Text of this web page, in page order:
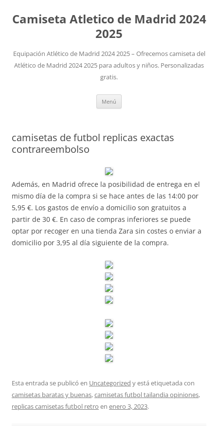
Camiseta Atletico de Madrid 2024
2025
Equipación Atlético de Madrid 2024 2025 – Ofrecemos camiseta del
Atlético de Madrid 2024 2025 para adultos y niños. Personalizadas
gratis.
Menú
camisetas de futbol replicas exactas
contrareembolso
Además, en Madrid ofrece la posibilidad de entrega en el
mismo día de la compra si se hace antes de las 14:00 por
5,95 €. Los gastos de envío a domicilio son gratuitos a
partir de 30 €. En caso de compras inferiores se puede
optar por recoger en una tienda Zara sin costes o enviar a
domicilio por 3,95 al día siguiente de la compra.
Esta entrada se publicó en Uncategorized y está etiquetada con
camisetas baratas y buenas,camisetas futbol tailandia opiniones,
replicas camisetas futbol retro en enero 3, 2023.